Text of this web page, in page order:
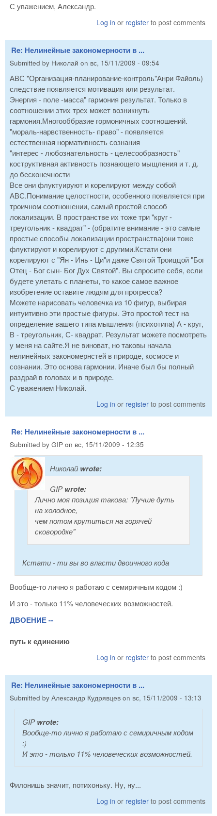
С уважением, Александр.
Log in or register to post comments
Re: Нелинейные закономерности в ...
Submitted by Николай on вс, 15/11/2009 - 09:54
АВС "Организация-планирование-контроль"Анри Файоль)
следствие появляется мотивация или результат.
Энергия - поле -масса" гармония результат. Только в
соотношении этих трех может возникнуть
гармония.Многооббразие гормоничных соотношений.
"мораль-нарвственность- право" - появляется
естественная нормативность сознания
"интерес - любознательность - целесообразность"
коструктивная активность познающего мыщления и т. д.
до бесконечности
Все они флуктуируют и корелируют между собой
АВС.Понимание целостности, особенного появляется при
троичном соотношении, самый простой способ
локализации. В пространстве их тоже три "круг -
треугольник - квадрат" - (обратите внимание - это самые
простые способы локализации пространства)они тоже
флуктируют и корелируют с другими.Кстати они
корелируют с "Ян - Инь - Ци"и даже Святой Троиццой "Бог
Отец - Бог сын- Бог Дух Святой". Вы спросите себя, если
будете улетать с планеты, то какое самое важное
изобретение оставите людям для прогресса?
Можете нарисовать человечка из 10 фигур, выбирая
интуитивно эти простые фигуры. Это простой тест на
определение вашего типа мышления (психотипа) А - круг,
В - треугольник, С- квадрат. Результат можете посмотреть
у меня на сайте.Я не виноват, но таковы начала
нелинейных закономернстей в природе, космосе и
сознании. Это основа гармонии. Иначе был бы полный
раздрай в головах и в природе.
С уважением Николай.
Log in or register to post comments
Re: Нелинейные закономерности в ...
Submitted by GIP on вс, 15/11/2009 - 12:35
Николай wrote:
GIPwrote:
Лично моя позиция такова: "Лучше дуть
на холодное,
чем потом крутиться на горячей
сковородке"
Кстати - ти вы во власти двоичного кода
Вообще-то лично я работаю с семиричным кодом :)
И это - только 11% человеческих возможностей.
ДВОЕНИЕ --
путь к единению
Log in or register to post comments
Re: Нелинейные закономерности в ...
Submitted by Александр Кудрявцев on вс, 15/11/2009 - 13:13
GIPwrote:
Вообще-то лично я работаю с семиричным кодом
:)
И это - только 11% человеческих возможностей.
Филонишь значит, потихоньку. Ну, ну...
Log in or register to post comments